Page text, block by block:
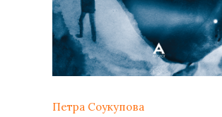
Петра Соукупова